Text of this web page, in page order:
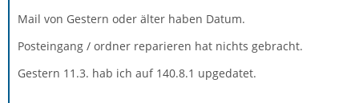
Mail von Gestern oder älter haben Datum.
Posteingang / ordner reparieren hat nichts gebracht.
Gestern 11.3. hab ich auf 140.8.1 upgedatet.